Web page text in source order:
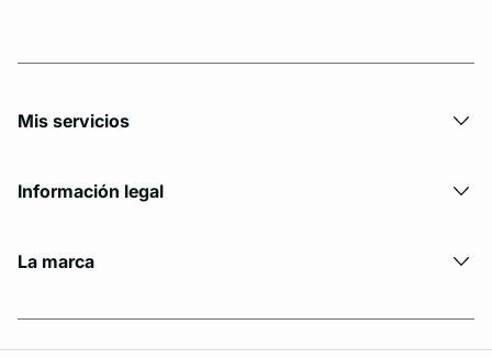
Mis servicios
Información legal
La marca